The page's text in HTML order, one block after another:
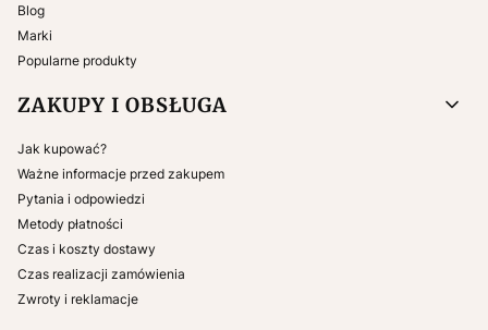
Blog
Marki
Popularne produkty
ZAKUPY I OBSŁUGA
Jak kupować?
Ważne informacje przed zakupem
Pytania i odpowiedzi
Metody płatności
Czas i koszty dostawy
Czas realizacji zamówienia
Zwroty i reklamacje